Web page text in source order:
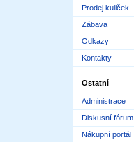
Prodej kuliček
Zábava
Odkazy
Kontakty
Ostatní
Administrace
Diskusní fórum
Nákupní portál